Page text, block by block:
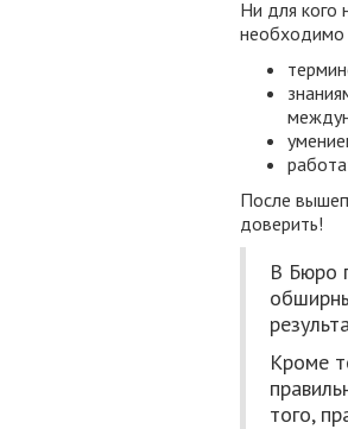
Ни для кого
необходимо
После
доверить!
В Бюро
Кроме
того,